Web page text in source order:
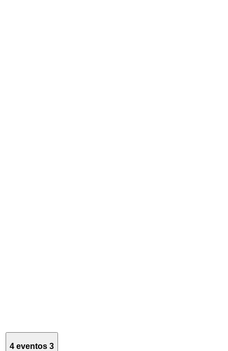
4 eventos 3